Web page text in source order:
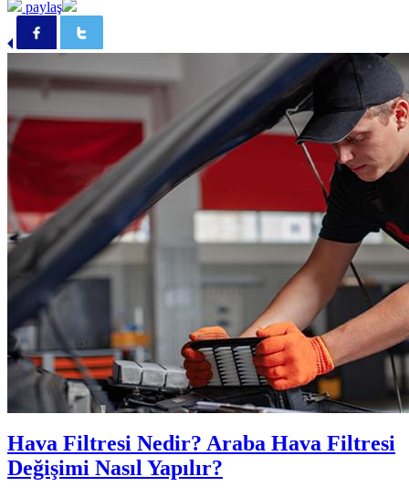
paylaş
Hava Filtresi Nedir? Araba Hava Filtresi
Değişimi Nasıl Yapılır?